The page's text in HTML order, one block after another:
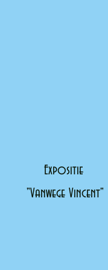
Expositie
"Vanwege Vincent"